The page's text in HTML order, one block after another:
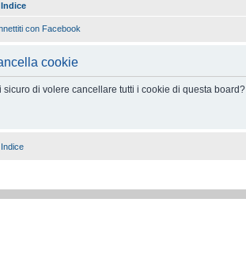
Indice
con Facebook
cookie
sicuro di volere cancellare tutti i cookie di questa board?
Indice